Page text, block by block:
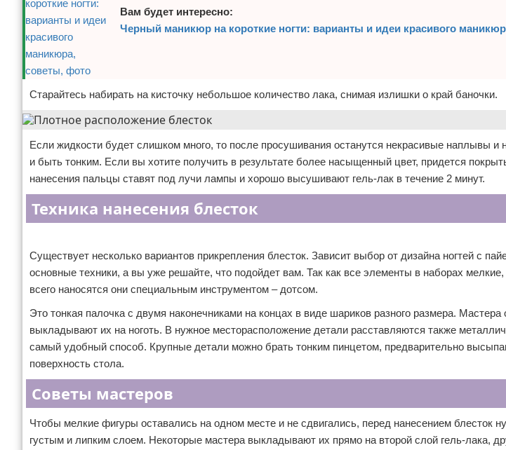
Вам будет интересно:
Черный маникюр на короткие ногти: варианты и идеи красивого
Старайтесь набирать на кисточку небольшое количество лака, снимая излишки о край баночки.
Если жидкости будет слишком много, то после просушивания останутся некрасивые наплывы и
и быть тонким. Если вы хотите получить в результате более насыщенный цвет, придется
нанесения пальцы ставят под лучи лампы и хорошо высушивают гель-лак в течение 2 минут.
Техника нанесения блесток
Существует несколько вариантов прикрепления блесток. Зависит выбор от дизайна ногтей с
основные техники, а вы уже решайте, что подойдет вам. Так как все элементы в наборах
всего наносятся они специальным инструментом – дотсом.
Это тонкая палочка с двумя наконечниками на концах в виде шариков разного размера.
выкладывают их на ноготь. В нужное месторасположение детали расставляются также
самый удобный способ. Крупные детали можно брать тонким пинцетом, предварительно
поверхность стола.
Советы мастеров
Чтобы мелкие фигуры оставались на одном месте и не сдвигались, перед нанесением блесток
густым и липким слоем. Некоторые мастера выкладывают их прямо на второй слой гель-лака,